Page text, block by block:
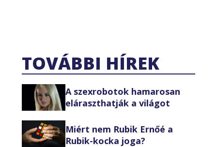
TOVÁBBI HÍREK
A szexrobotok hamarosan
eláraszthatják a világot
Miért nem Rubik Ernőé a
Rubik-kocka joga?